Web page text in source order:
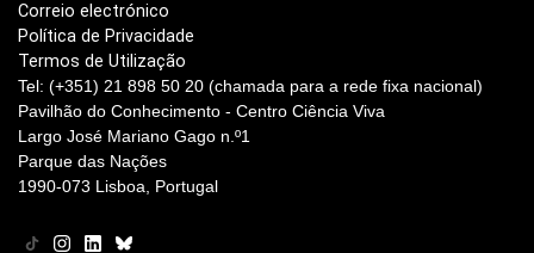
Correio electrónico
Política de Privacidade
Termos de Utilização
Tel: (+351) 21 898 50 20 (chamada para a rede fixa nacional)
Pavilhão do Conhecimento - Centro Ciência Viva
Largo José Mariano Gago n.º1
Parque das Nações
1990-073 Lisboa, Portugal